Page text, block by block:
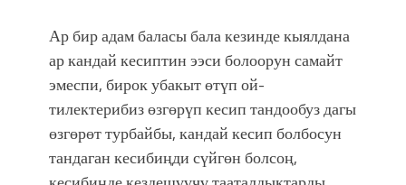
Ар бир адам баласы бала кезинде кыялдана
ар кандай кесиптин ээси болоорун самайт
эмеспи, бирок убакыт өтүп ой-
тилектерибиз өзгөрүп кесип тандообуз дагы
өзгөрөт турбайбы, кандай кесип болбосун
тандаган кесибиңди сүйгөн болсоң,